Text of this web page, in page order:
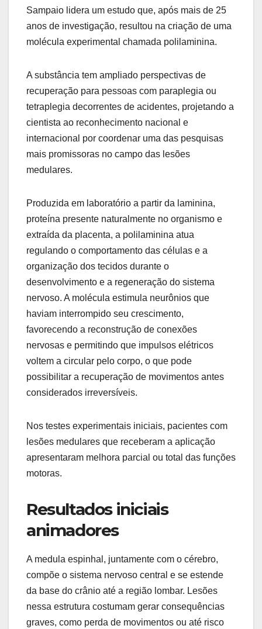
Sampaio lidera um estudo que, após mais de 25
anos de investigação, resultou na criação de uma
molécula experimental chamada polilaminina.
A substância tem ampliado perspectivas de
recuperação para pessoas com paraplegia ou
tetraplegia decorrentes de acidentes, projetando a
cientista ao reconhecimento nacional e
internacional por coordenar uma das pesquisas
mais promissoras no campo das lesões
medulares.
Produzida em laboratório a partir da laminina,
proteína presente naturalmente no organismo e
extraída da placenta, a polilaminina atua
regulando o comportamento das células e a
organização dos tecidos durante o
desenvolvimento e a regeneração do sistema
nervoso. A molécula estimula neurônios que
haviam interrompido seu crescimento,
favorecendo a reconstrução de conexões
nervosas e permitindo que impulsos elétricos
voltem a circular pelo corpo, o que pode
possibilitar a recuperação de movimentos antes
considerados irreversíveis.
Nos testes experimentais iniciais, pacientes com
lesões medulares que receberam a aplicação
apresentaram melhora parcial ou total das funções
motoras.
Resultados iniciais
animadores
A medula espinhal, juntamente com o cérebro,
compõe o sistema nervoso central e se estende
da base do crânio até a região lombar. Lesões
nessa estrutura costumam gerar consequências
graves, como perda de movimentos ou até risco